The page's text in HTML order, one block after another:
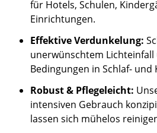
für Hotels, Schulen,
Einrichtungen.
Effektive Verdunkelung:
unerwünschtem
Bedingungen in Schlaf-
Robust & Pflegeleicht:
intensiven Gebrauch
lassen sich mühelos